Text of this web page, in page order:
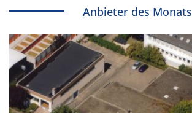
Anbieter des Monats